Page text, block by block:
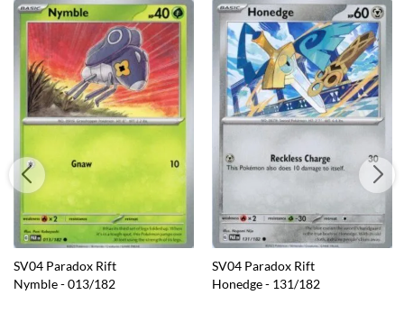
SV04 Paradox Rift
Nymble - 013/182
SV04 Paradox Rift
Honedge - 131/182